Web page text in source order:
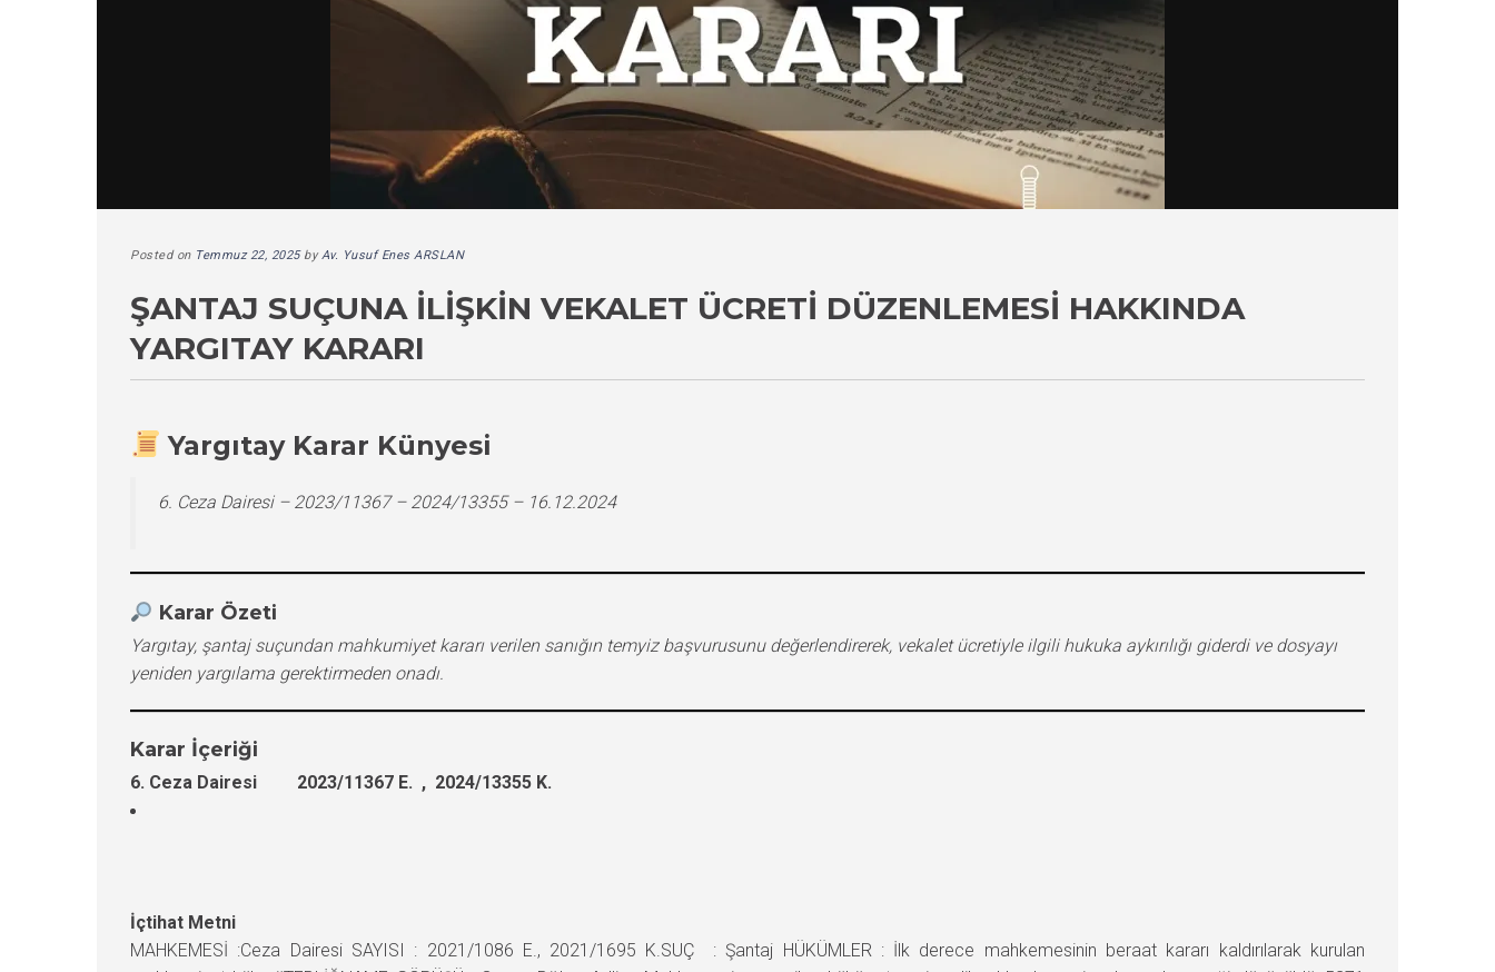
Posted on Temmuz 22, 2025byAv. Yusuf Enes ARSLAN
ŞANTAJ SUÇUNA İLIŞKIN VEKALET ÜCRETI DÜZENLEMESI HAKKINDA
YARGITAY KARARI
Yargıtay Karar Künyesi
6. Ceza Dairesi – 2023/11367 – 2024/13355 – 16.12.2024
Karar Özeti
Yargıtay, şantaj suçundan mahkumiyet kararı verilen sanığın temyiz başvurusunu değerlendirerek, vekalet ücretiyle ilgili hukuka aykırılığı giderdi ve dosyayı
yeniden yargılama gerektirmeden onadı.
Karar İçeriği
6. Ceza Dairesi 2023/11367 E. , 2024/13355 K.
İçtihat Metni
MAHKEMESİ :Ceza Dairesi SAYISI : 2021/1086 E., 2021/1695 K.SUÇ : Şantaj HÜKÜMLER : İlk derece mahkemesinin beraat kararı kaldırılarak kurulan